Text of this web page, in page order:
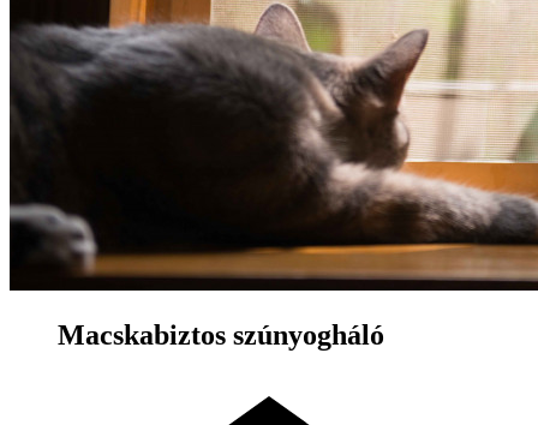
Macskabiztos szúnyogháló